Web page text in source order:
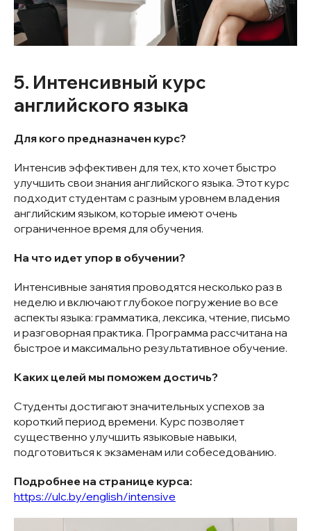
5. Интенсивный курс
английского языка
Для кого предназначен курс?
Интенсив эффективен для тех, кто хочет быстро
улучшить свои знания английского языка. Этот курс
подходит студентам с разным уровнем владения
английским языком, которые имеют очень
ограниченное время для обучения.
На что идет упор в обучении?
Интенсивные занятия проводятся несколько раз в
неделю и включают глубокое погружение во все
аспекты языка: грамматика, лексика, чтение, письмо
и разговорная практика. Программа рассчитана на
быстрое и максимально результативное обучение.
Каких целей мы поможем достичь?
Студенты достигают значительных успехов за
короткий период времени. Курс позволяет
существенно улучшить языковые навыки,
подготовиться к экзаменам или собеседованию.
Подробнее на странице курса:
https://ulc.by/english/intensive